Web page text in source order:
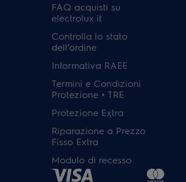
FAQ acquisti su
electrolux.it
Controlla lo stato
dell’ordine
Informativa RAEE
Termini e Condizioni
Protezione + TRE
Protezione Extra
Riparazione a Prezzo
Fisso Extra
Modulo di recesso